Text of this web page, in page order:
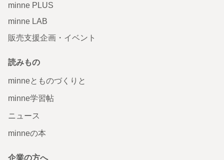
minne PLUS
minne LAB
販売支援企画・イベント
読みもの
minneとものづくりと
minne学習帖
ニュース
minneの本
企業の方へ